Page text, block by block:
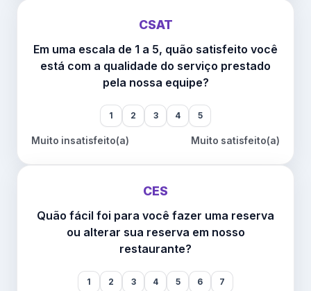
CSAT
Em uma escala de 1 a 5, quão satisfeito você
está com a qualidade do serviço prestado
pela nossa equipe?
1 2 3 4 5
Muito insatisfeito(a) Muito satisfeito(a)
CES
Quão fácil foi para você fazer uma reserva
ou alterar sua reserva em nosso
restaurante?
1 2 3 4 5 6 7